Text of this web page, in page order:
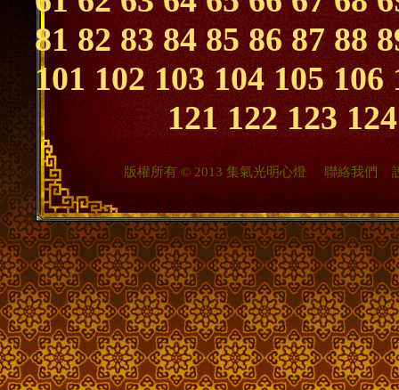
81 82 83 84 85 86 87 88
101 102 103 104 105 106
121 122 123 124
版權所有 © 2013 集氣光明心燈聯絡我們設